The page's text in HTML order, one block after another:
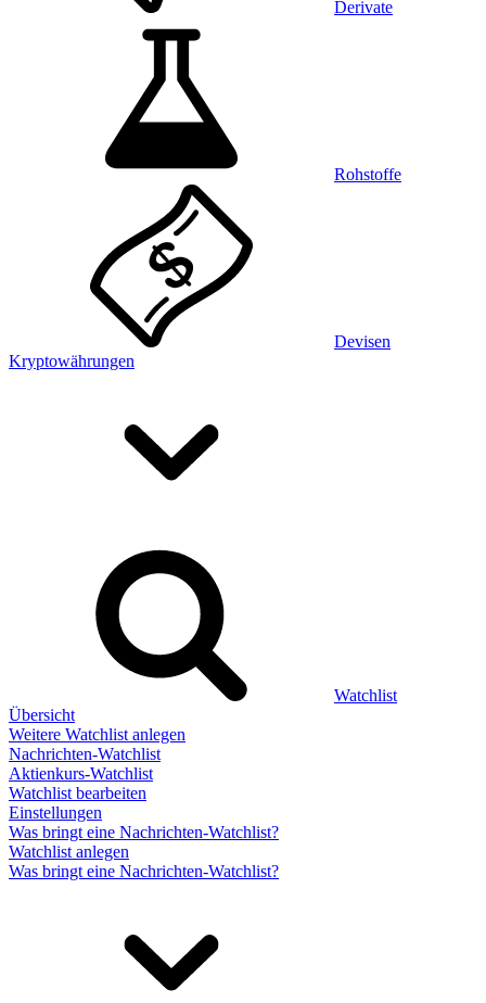
Derivate
Rohstoffe
Devisen
Kryptowährungen
Watchlist
Übersicht
Weitere Watchlist anlegen
Nachrichten-Watchlist
Aktienkurs-Watchlist
Watchlist bearbeiten
Einstellungen
Was bringt eine Nachrichten-Watchlist?
Watchlist anlegen
Was bringt eine Nachrichten-Watchlist?